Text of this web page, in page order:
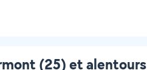
(25) et alentours